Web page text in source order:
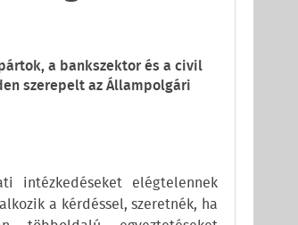
a bankszektor és a civil
szerepelt az Állampolgári
intézkedéseket elégtelennek
a kérdéssel, szeretnék, ha